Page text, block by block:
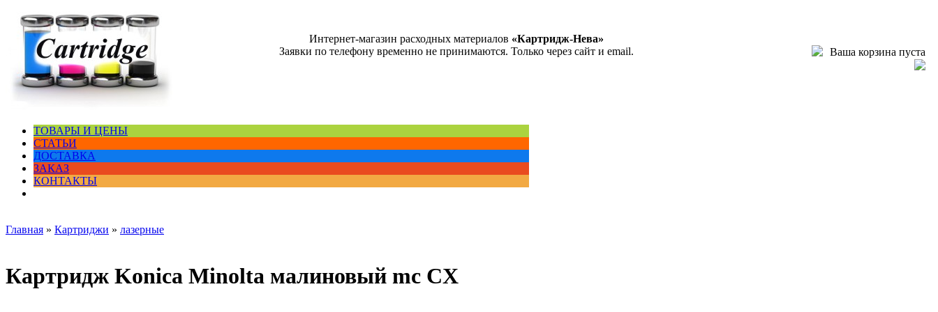
Интернет-магазин расходных материалов «Картридж-Нева»
Заявки по телефону временно не принимаются. Только через сайт и email.
Ваша корзина пуста
ТОВАРЫ И ЦЕНЫ
СТАТЬИ
ДОСТАВКА
ЗАКАЗ
КОНТАКТЫ
Главная » Картриджи » лазерные
Картридж Konica Minolta малиновый mc CX